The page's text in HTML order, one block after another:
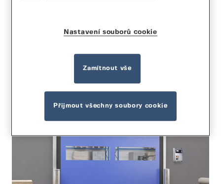
Normstahl HSC901AP
Nastavení souborů cookie
Zamítnout vše
Přijmout všechny soubory cookie